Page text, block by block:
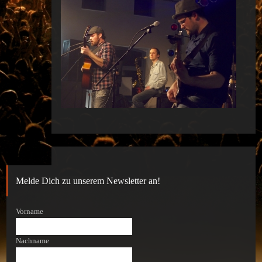
Melde Dich zu unserem Newsletter an!
Vorname
Nachname